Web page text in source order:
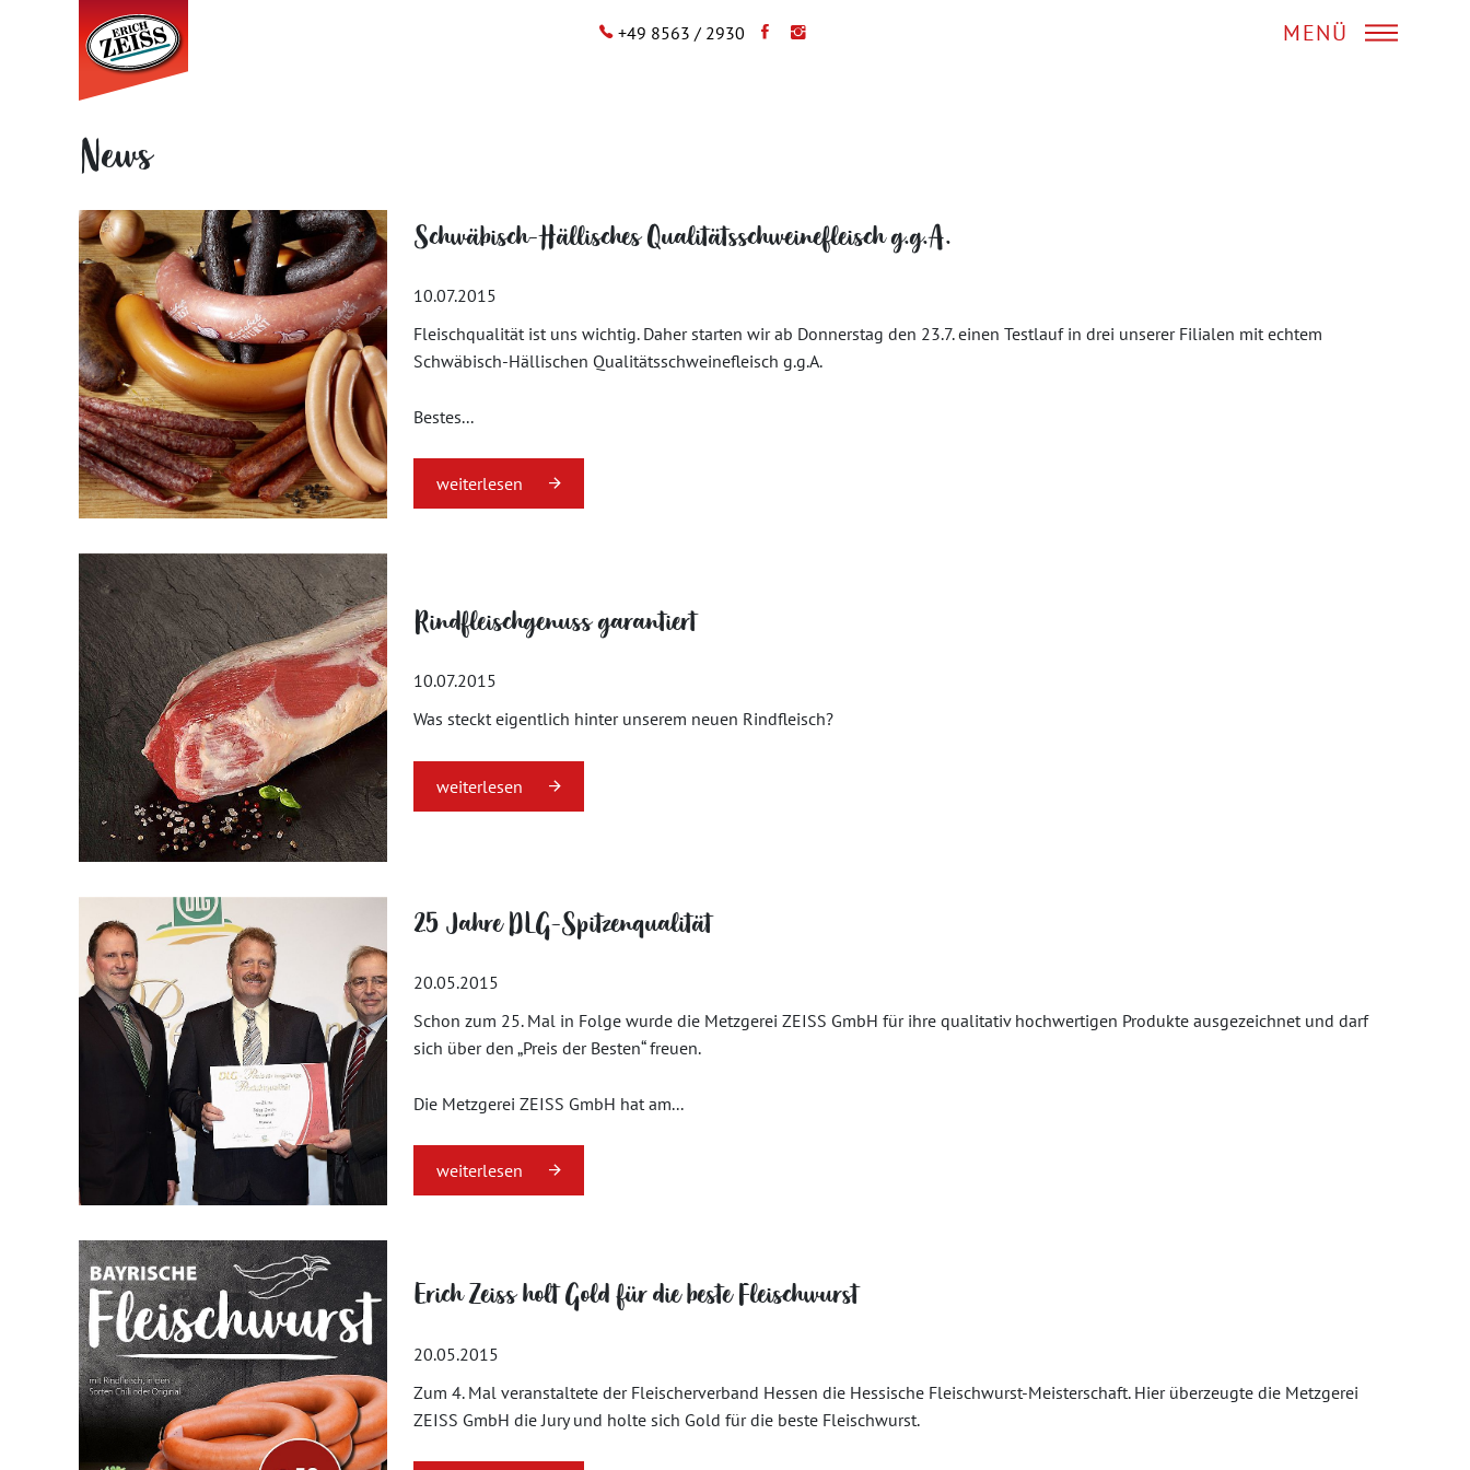
+49 8563 / 2930 MENÜ
News
Schwäbisch-Hällisches Qualitätsschweinefleisch g.g.A.
10.07.2015
Fleischqualität ist uns wichtig. Daher starten wir ab Donnerstag den 23.7. einen Testlauf in drei unserer Filialen mit echtem
Schwäbisch-Hällischen Qualitätsschweinefleisch g.g.A.
Bestes...
weiterlesen
Rindfleischgenuss garantiert
10.07.2015
Was steckt eigentlich hinter unserem neuen Rindfleisch?
weiterlesen
25 Jahre DLG-Spitzenqualität
20.05.2015
Schon zum 25. Mal in Folge wurde die Metzgerei ZEISS GmbH für ihre qualitativ hochwertigen Produkte ausgezeichnet und darf
sich über den „Preis der Besten“ freuen.
Die Metzgerei ZEISS GmbH hat am...
weiterlesen
Erich Zeiss holt Gold für die beste Fleischwurst
20.05.2015
Zum 4. Mal veranstaltete der Fleischerverband Hessen die Hessische Fleischwurst-Meisterschaft. Hier überzeugte die Metzgerei
ZEISS GmbH die Jury und holte sich Gold für die beste Fleischwurst.